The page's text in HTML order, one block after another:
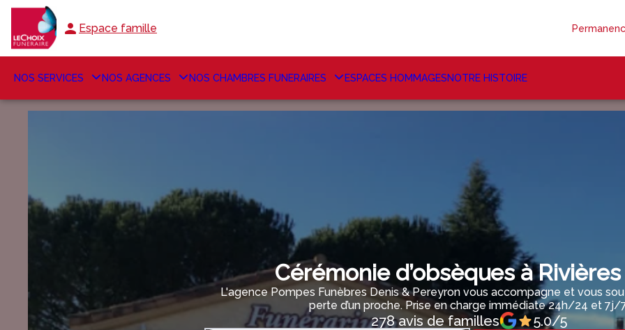
Espace famille
NOS SERVICES NOS AGENCES NOS CHAMBRES FUNERAIRES ESPACES HOMMAGESNOTRE HISTOIRE
Cérémonie d’obsèques à Rivières
L'agence Pompes Funèbres Denis & Pereyron vous accompagne et vous
perte d’un proche. Prise en charge immédiate 24h/24 et 7j/
278 avis de familles 5.0/5